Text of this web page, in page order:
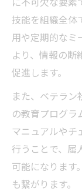
技能を組織全体
用や定期的なミ
より、情報の断
促進します。
また、ベテラ
の教育プログラ
マニュアルやチ
行うことで、属
可能になります
も繋がります。